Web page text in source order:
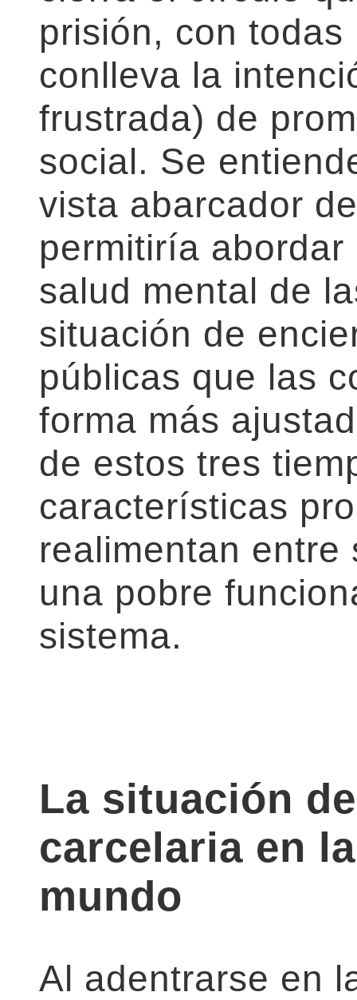
prisión, con
conlleva la
frustrada) de
social. Se
vista abarcador
permitiría
salud mental de
situación de
públicas que las
forma más
de estos tres
características
realimentan
una pobre
sistema.
La situación
carcelaria en
mundo
Al adentrarse en